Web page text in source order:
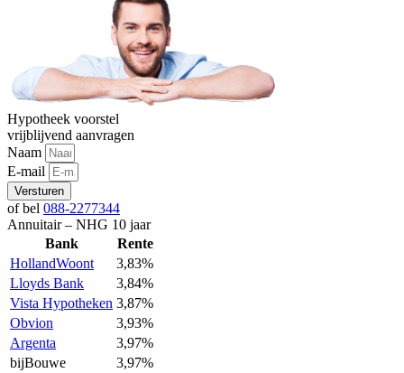
Hypotheek voorstel
vrijblijvend aanvragen
Naam
E-mail
Versturen
of bel 088-2277344
Annuitair – NHG 10 jaar
Bank
Rente
HollandWoont
3,83%
Lloyds Bank
3,84%
Vista Hypotheken 3,87%
Obvion
3,93%
Argenta
3,97%
bijBouwe
3,97%